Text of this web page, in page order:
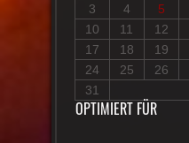
3
4 5
10
11 12
17
18 19
24
25 26
31
OPTIMIERT FÜR